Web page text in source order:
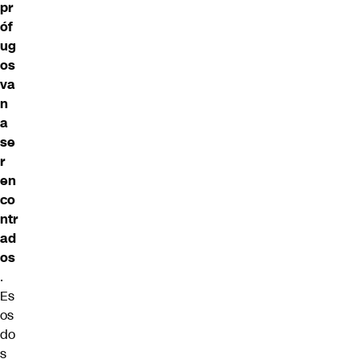
pr
óf
ug
os
va
n
a
se
r
en
co
ntr
ad
os
.
Es
os
do
s